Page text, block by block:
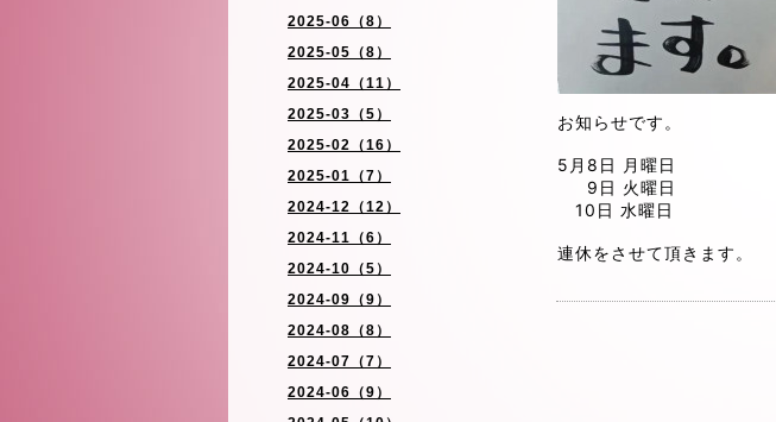
2025-06（8）
2025-05（8）
2025-04（11）
2025-03（5）
2025-02（16）
2025-01（7）
2024-12（12）
2024-11（6）
2024-10（5）
2024-09（9）
2024-08（8）
2024-07（7）
2024-06（9）
お知らせです。
5月8日 月曜日
9日 火曜日
10日 水曜日
連休をさせて頂きます。